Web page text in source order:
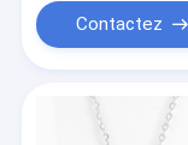
Produits
Contactez